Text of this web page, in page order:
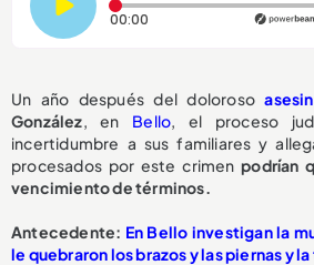
00:00 Tiempo transcurrido: 0
Un año después del doloroso
González, en Bello, el proceso
incertidumbre a sus familiares y
procesados por este crimenpodrían
vencimiento de términos.
Antecedente: En Bello investigan la
le quebraron los brazos y las piernas y